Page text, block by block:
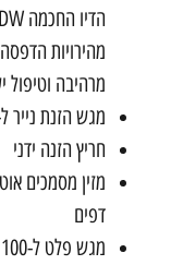
מהירויות
מרהיבה וטיפול
מגש הזנת נייר ל-150
חריץ הזנה ידני
דפים
מגש פלט ל-100 דפים